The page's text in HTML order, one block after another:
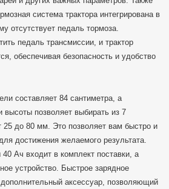
система трактора интегрирована в
отсутствует педаль тормоза.
педаль трансмиссии, и трактор
обеспечивая безопасность и удобство
составляет 84 сантиметра, а
высоты позволяет выбирать из 7
25 до 80 мм. Это позволяет вам быстро и
достижения желаемого результата.
Ач входит в комплект поставки, а
устройство. Быстрое зарядное
дополнительный аксессуар, позволяющий